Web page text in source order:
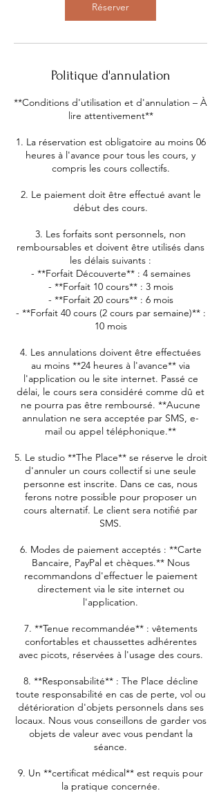
Réserver
Politique d'annulation
**Conditions d'utilisation et d'annulation – À
lire attentivement**
1. La réservation est obligatoire au moins 06
heures à l'avance pour tous les cours, y
compris les cours collectifs.
2. Le paiement doit être effectué avant le
début des cours.
3. Les forfaits sont personnels, non
remboursables et doivent être utilisés dans
les délais suivants :
- **Forfait Découverte** : 4 semaines
- **Forfait 10 cours** : 3 mois
- **Forfait 20 cours** : 6 mois
- **Forfait 40 cours (2 cours par semaine)** :
10 mois
4. Les annulations doivent être effectuées
au moins **24 heures à l'avance** via
l'application ou le site internet. Passé ce
délai, le cours sera considéré comme dû et
ne pourra pas être remboursé. **Aucune
annulation ne sera acceptée par SMS, e-
mail ou appel téléphonique.**
5. Le studio **The Place** se réserve le droit
d'annuler un cours collectif si une seule
personne est inscrite. Dans ce cas, nous
ferons notre possible pour proposer un
cours alternatif. Le client sera notifié par
SMS.
6. Modes de paiement acceptés : **Carte
Bancaire, PayPal et chèques.** Nous
recommandons d'effectuer le paiement
directement via le site internet ou
l'application.
7. **Tenue recommandée** : vêtements
confortables et chaussettes adhérentes
avec picots, réservées à l'usage des cours.
8. **Responsabilité** : The Place décline
toute responsabilité en cas de perte, vol ou
détérioration d'objets personnels dans ses
locaux. Nous vous conseillons de garder vos
objets de valeur avec vous pendant la
séance.
9. Un **certificat médical** est requis pour
la pratique concernée.